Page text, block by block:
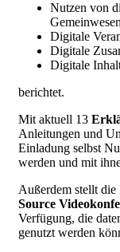
Nutzen von
Digitale
Digitale
Digitale
berichtet.
Mit aktuell 13
Anleitungen und
Einladung selbst
werden und mit
Außerdem stellt
Source
Verfügung, die
genutzt werden